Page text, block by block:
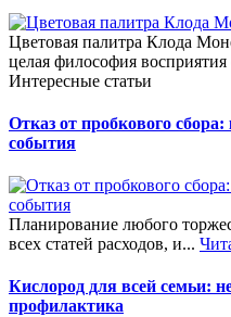
Цветовая палитра Клода
целая философия восприятия
Интересные статьи
Отказ от пробкового
события
Планирование любого
всех статей расходов, и...
Кислород для всей семьи:
профилактика